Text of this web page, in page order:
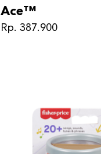
Ace™
Rp. 387.900